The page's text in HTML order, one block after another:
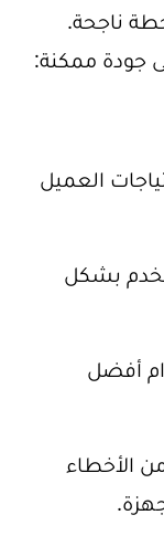
ناجحة.
جودة ممكنة:
العميل
بشكل
أفضل
الأخطاء